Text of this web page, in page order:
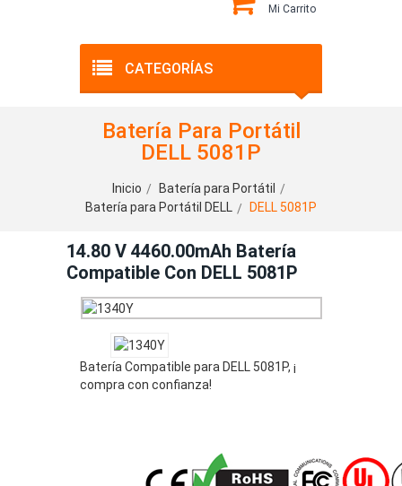
CATEGORÍAS
Mi Carrito
Batería Para Portátil
DELL 5081P
Inicio
Batería para Portátil
Batería para Portátil DELL
DELL 5081P
14.80 V 4460.00mAh Batería
Compatible Con DELL 5081P
Batería Compatible para DELL 5081P, ¡
compra con confianza!